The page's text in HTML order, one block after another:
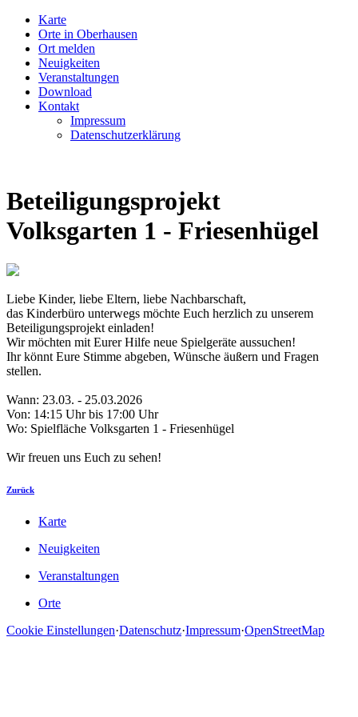
Karte
Orte in Oberhausen
Ort melden
Neuigkeiten
Veranstaltungen
Download
Kontakt
Impressum
Datenschutzerklärung
Beteiligungsprojekt
Volksgarten 1 - Friesenhügel
Liebe Kinder, liebe Eltern, liebe Nachbarschaft,
das Kinderbüro unterwegs möchte Euch herzlich zu unserem
Beteiligungsprojekt einladen!
Wir möchten mit Eurer Hilfe neue Spielgeräte aussuchen!
Ihr könnt Eure Stimme abgeben, Wünsche äußern und Fragen
stellen.
Wann: 23.03. - 25.03.2026
Von: 14:15 Uhr bis 17:00 Uhr
Wo: Spielfläche Volksgarten 1 - Friesenhügel
Wir freuen uns Euch zu sehen!
Zurück
Karte
Neuigkeiten
Veranstaltungen
Orte
Cookie Einstellungen·Datenschutz·Impressum·OpenStreetMap